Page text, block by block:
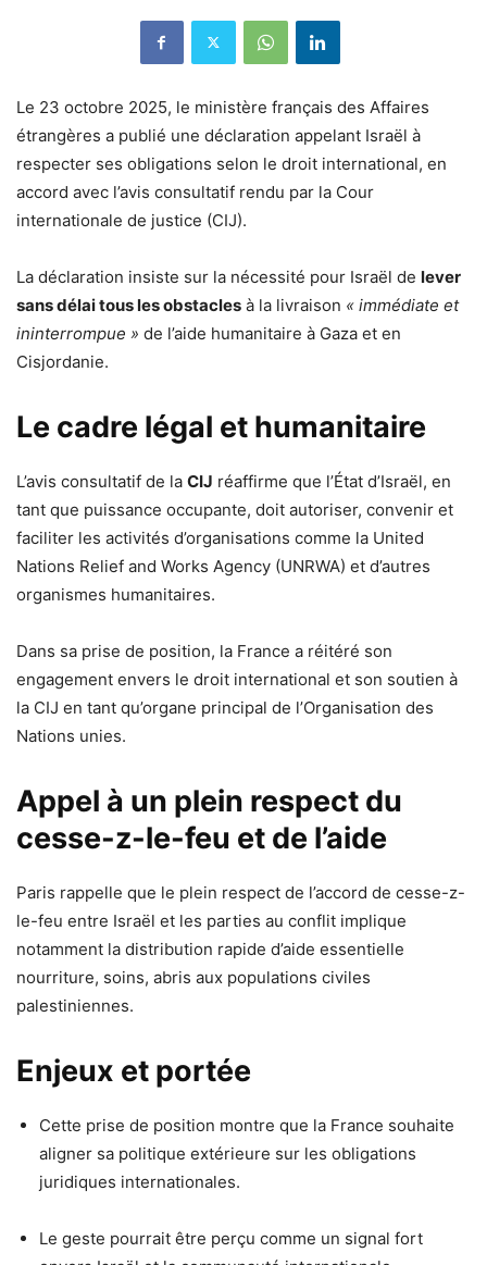
Le 23 octobre 2025, le ministère français des Affaires
étrangères a publié une déclaration appelant Israël à
respecter ses obligations selon le droit international, en
accord avec l’avis consultatif rendu par la Cour
internationale de justice (CIJ).
La déclaration insiste sur la nécessité pour Israël de lever
sans délai tous les obstacles à la livraison « immédiate et
ininterrompue » de l’aide humanitaire à Gaza et en
Cisjordanie.
Le cadre légal et humanitaire
L’avis consultatif de la CIJ réaffirme que l’État d’Israël, en
tant que puissance occupante, doit autoriser, convenir et
faciliter les activités d’organisations comme la United
Nations Relief and Works Agency (UNRWA) et d’autres
organismes humanitaires.
Dans sa prise de position, la France a réitéré son
engagement envers le droit international et son soutien à
la CIJ en tant qu’organe principal de l’Organisation des
Nations unies.
Appel à un plein respect du
cesse-z-le-feu et de l’aide
Paris rappelle que le plein respect de l’accord de cesse-z-
le-feu entre Israël et les parties au conflit implique
notamment la distribution rapide d’aide essentielle
nourriture, soins, abris aux populations civiles
palestiniennes.
Enjeux et portée
Cette prise de position montre que la France souhaite
aligner sa politique extérieure sur les obligations
juridiques internationales.
Le geste pourrait être perçu comme un signal fort